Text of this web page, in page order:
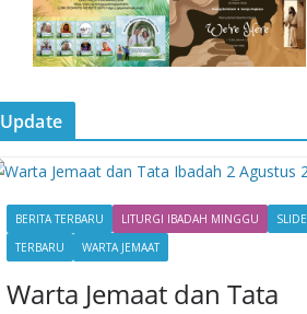
Update
BERITA TERBARU LITURGI IBADAH MINGGU
SLIDE
TERBARU
WARTA JEMAAT
Warta Jemaat dan Tata